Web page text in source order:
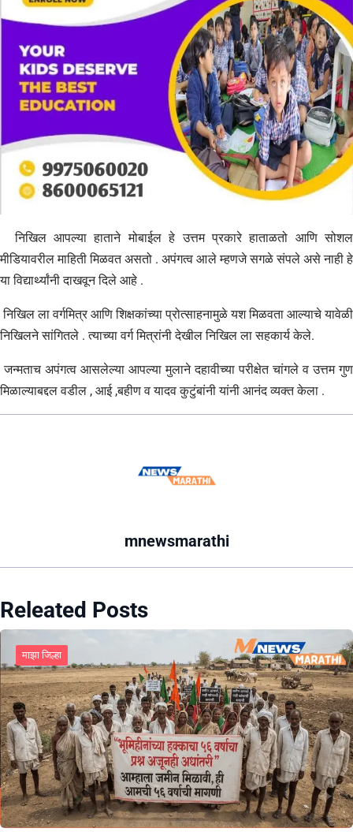
निखिल आपल्या हाताने मोबाईल हे उत्तम प्रकारे हाताळतो आणि सोशल
मीडियावरील माहिती मिळवत असतो . अपंगत्व आले म्हणजे सगळे संपले असे नाही हे
या विद्यार्थ्यांनी दाखवून दिले आहे .
निखिल ला वर्गमित्र आणि शिक्षकांच्या प्रोत्साहनामुळे यश मिळवता आल्याचे यावेळी
निखिलने सांगितले . त्याच्या वर्ग मित्रांनी देखील निखिल ला सहकार्य केले.
जन्मताच अपंगत्व आसलेल्या आपल्या मुलाने दहावीच्या परीक्षेत चांगले व उत्तम गुण
मिळाल्याबद्दल वडील , आई ,बहीण व यादव कुटुंबांनी यांनी आनंद व्यक्त केला .
mnewsmarathi
Releated Posts
माझा जिल्हा